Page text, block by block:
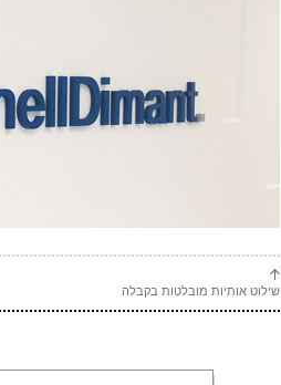
שילוט אותיות מובלטות בקבלה